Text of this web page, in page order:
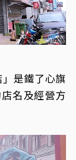
」是鐵了心旗
名及經營方